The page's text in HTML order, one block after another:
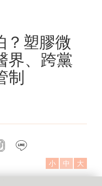
？塑膠微
、跨黨
制
instagram
小 中 大